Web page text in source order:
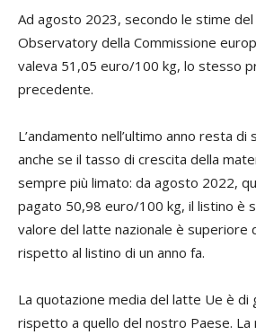
Ad agosto 2023, secondo le stime
Observatory della Commissione
valeva 51,05 euro/100 kg, lo stesso
precedente.
L’andamento nell’ultimo anno resta
anche se il tasso di crescita della
sempre più limato: da agosto 2022,
pagato 50,98 euro/100 kg, il listino è
valore del latte nazionale è superiore
rispetto al listino di un anno fa.
La quotazione media del latte Ue è di
rispetto a quello del nostro Paese. La